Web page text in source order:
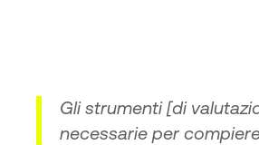
Gli strumenti [di
necessarie per